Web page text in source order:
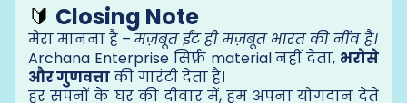
🔰 Closing Note
मेरा मानना है – मज़बूत ईंट ही मज़बूत भारत की नींव है।
Archana Enterprise सिर्फ़ material नहीं देता, भरोसे
और गुणवत्ताकी गारंटी देता है।
हर सपनों के घर की दीवार में, हम अपना योगदान देते